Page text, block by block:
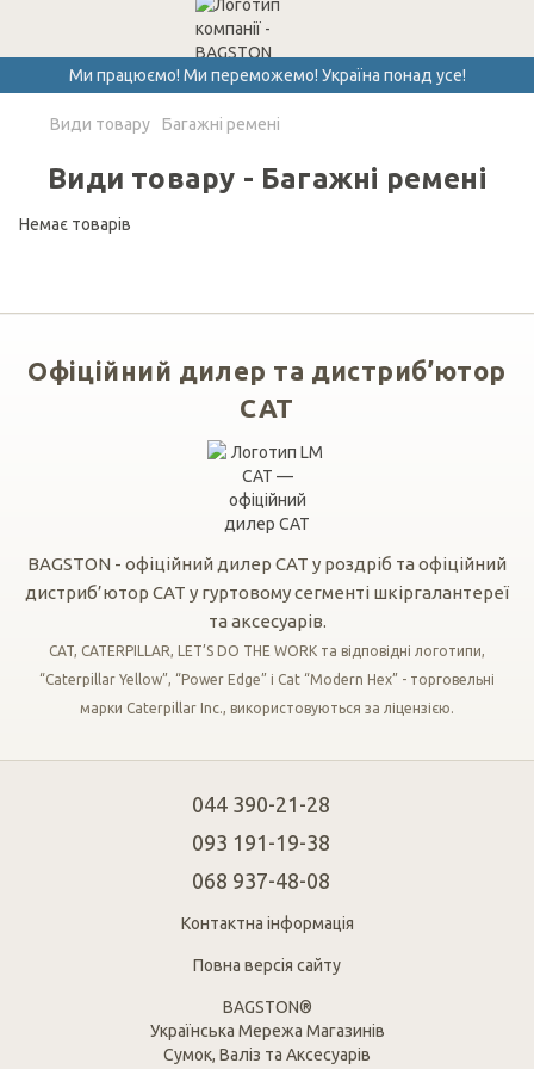
Ми працюємо! Ми переможемо! Україна понад усе!
Види товару Багажні ремені
Види товару - Багажні ремені
Немає товарів
Офіційний дилер та дистриб’ютор
CAT
BAGSTON - офіційний дилер CAT у роздріб та офіційний
дистриб’ютор CAT у гуртовому сегменті шкіргалантереї
та аксесуарів.
CAT, CATERPILLAR, LET’S DO THE WORK та відповідні логотипи,
“Caterpillar Yellow”, “Power Edge” і Cat “Modern Hex” - торговельні
марки Caterpillar Inc., використовуються за ліцензією.
044 390-21-28
093 191-19-38
068 937-48-08
Контактна інформація
Повна версія сайту
BAGSTON®
Українська Мережа Магазинів
Сумок, Валіз та Аксесуарів